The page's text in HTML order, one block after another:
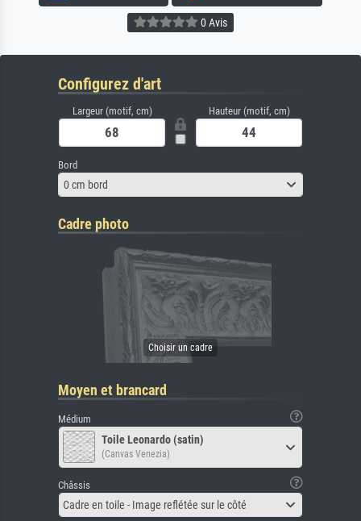
0 Avis
Configurez d'art
Largeur (motif, cm) Hauteur (motif, cm)
Bord
0 cm bord
Cadre photo
Moyen et brancard
Médium
Toile Leonardo (satin)
(Canvas Venezia)
Châssis
Cadre en toile - Image reflétée sur le côté